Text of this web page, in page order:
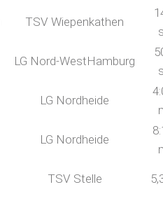
TSV Wiepenkathen
LG Nord-WestHamburg
LG Nordheide
LG Nordheide
TSV Stelle